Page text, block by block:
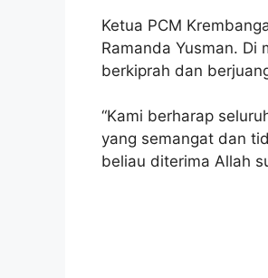
Ketua PCM
Ramanda Yusman.
berkiprah dan
“Kami berharap
yang semangat dan
beliau diterima Allah